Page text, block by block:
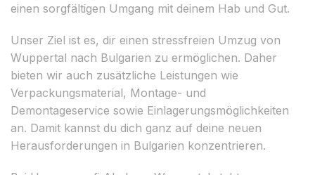
einen sorgfältigen Umgang mit deinem Hab und Gut.
Unser Ziel ist es, dir einen stressfreien Umzug von
Wuppertal nach Bulgarien zu ermöglichen. Daher
bieten wir auch zusätzliche Leistungen wie
Verpackungsmaterial, Montage- und
Demontageservice sowie Einlagerungsmöglichkeiten
an. Damit kannst du dich ganz auf deine neuen
Herausforderungen in Bulgarien konzentrieren.